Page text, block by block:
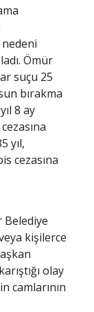
Ömür
suçu 25
bırakma
8 ay
yıl,
cezasına
Belediye
kişilerce
olay
camlarının